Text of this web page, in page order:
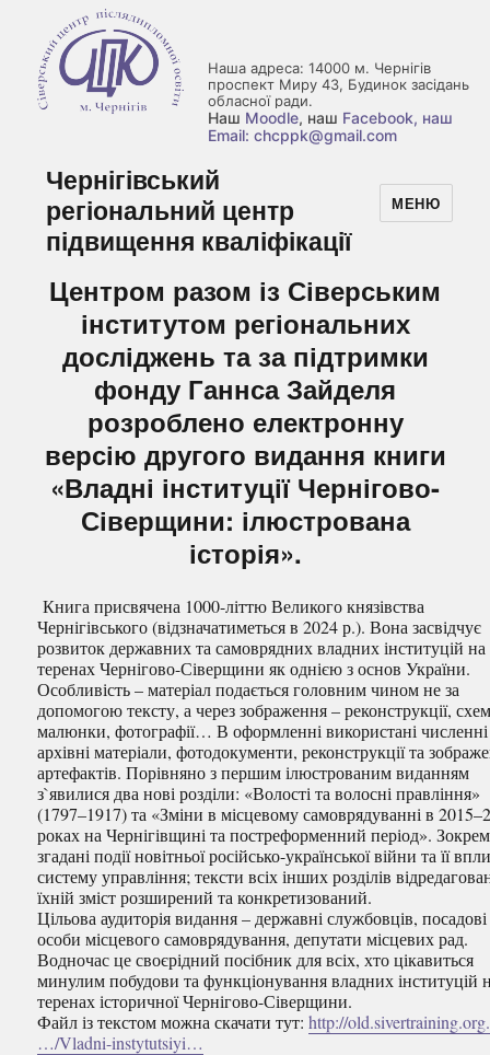
Наша адреса: 14000 м. Чернігів
проспект Миру 43, Будинок засідань
обласної ради.
Наш Moodle, наш Facebook, наш
Email: chcppk@gmail.com
Чернігівський
регіональний центр
підвищення кваліфікації
МЕНЮ
Центром разом із Сіверським
інститутом регіональних
досліджень та за підтримки
фонду Ганнса Зайделя
розроблено електронну
версію другого видання книги
«Владні інституції Чернігово-
Сіверщини: ілюстрована
історія».
Книга присвячена 1000-літтю Великого князівства
Чернігівського (відзначатиметься в 2024 р.). Вона засвідчує
розвиток державних та самоврядних владних інституцій на
теренах Чернігово-Сіверщини як однією з основ України.
Особливість – матеріал подається головним чином не за
допомогою тексту, а через зображення – реконструкції,
малюнки, фотографії… В оформленні використані численні
архівні матеріали, фотодокументи, реконструкції та
артефактів. Порівняно з першим ілюстрованим виданням
з`явилися два нові розділи: «Волості та волосні правління»
(1797–1917) та «Зміни в місцевому самоврядуванні в
роках на Чернігівщині та постреформенний період».
згадані події новітньої російсько-української війни та її
систему управління; тексти всіх інших розділів
їхній зміст розширений та конкретизований.
Цільова аудиторія видання – державні службовців, посадові
особи місцевого самоврядування, депутати місцевих рад.
Водночас це своєрідний посібник для всіх, хто цікавиться
минулим побудови та функціонування владних інституцій
теренах історичної Чернігово-Сіверщини.
Файл із текстом можна скачати тут:http://
…/Vladni-instytutsiyi…